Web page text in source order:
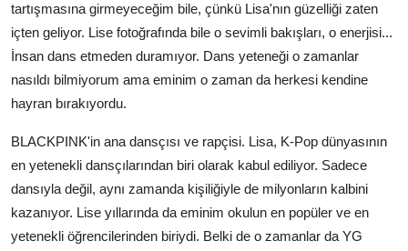
tartışmasına girmeyeceğim bile, çünkü Lisa'nın güzelliği zaten
içten geliyor. Lise fotoğrafında bile o sevimli bakışları, o enerjisi...
İnsan dans etmeden duramıyor. Dans yeteneği o zamanlar
nasıldı bilmiyorum ama eminim o zaman da herkesi kendine
hayran bırakıyordu.
BLACKPINK'in ana dansçısı ve rapçisi. Lisa, K-Pop dünyasının
en yetenekli dansçılarından biri olarak kabul ediliyor. Sadece
dansıyla değil, aynı zamanda kişiliğiyle de milyonların kalbini
kazanıyor. Lise yıllarında da eminim okulun en popüler ve en
yetenekli öğrencilerinden biriydi. Belki de o zamanlar da YG